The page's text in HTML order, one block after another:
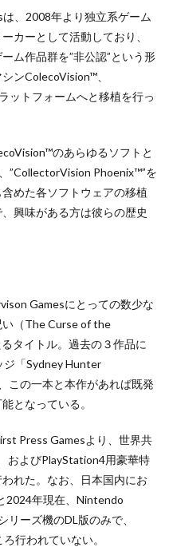
、2008年より独立系ゲーム
カーとして活動しており、
ム作品群を”非公認”という形
ンColecoVision™、
ットフォームへと移植を行っ
のあらゆるソフトと
”CollectorVision Phoenix™”を
めた各ソフトウェアの移植
興味がある方は彼らの歴史
Gamesにとっての数少な
（The Curse of the
タイトル。過去の３作品に
ジ「Sydney Hunter
この一本と本作があれば既発
となっている。
Press Gamesより、世界共
およびPlayStation4用豪華特
れた。なお、日本国内にお
2024年現在、Nintendo
ーズ機のDL版のみで、
行われていない。